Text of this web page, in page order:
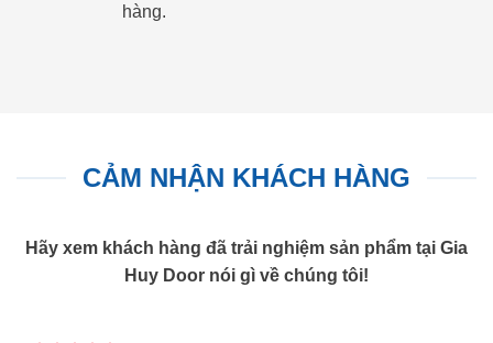
hàng.
CẢM NHẬN KHÁCH HÀNG
Hãy xem khách hàng đã trải nghiệm sản phẩm tại Gia
Huy Door nói gì về chúng tôi!